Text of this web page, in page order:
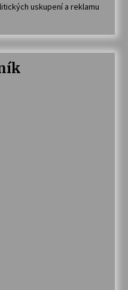
uskupení a reklamu